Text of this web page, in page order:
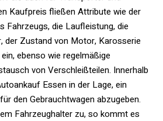
Kaufpreis fließen Attribute wie der
Fahrzeugs, die Laufleistung, die
der Zustand von Motor, Karosserie
ebenso wie regelmäßige
von Verschleißteilen. Innerhalb
Essen in der Lage, ein
den Gebrauchtwagen abzugeben.
Fahrzeughalter zu, so kommt es